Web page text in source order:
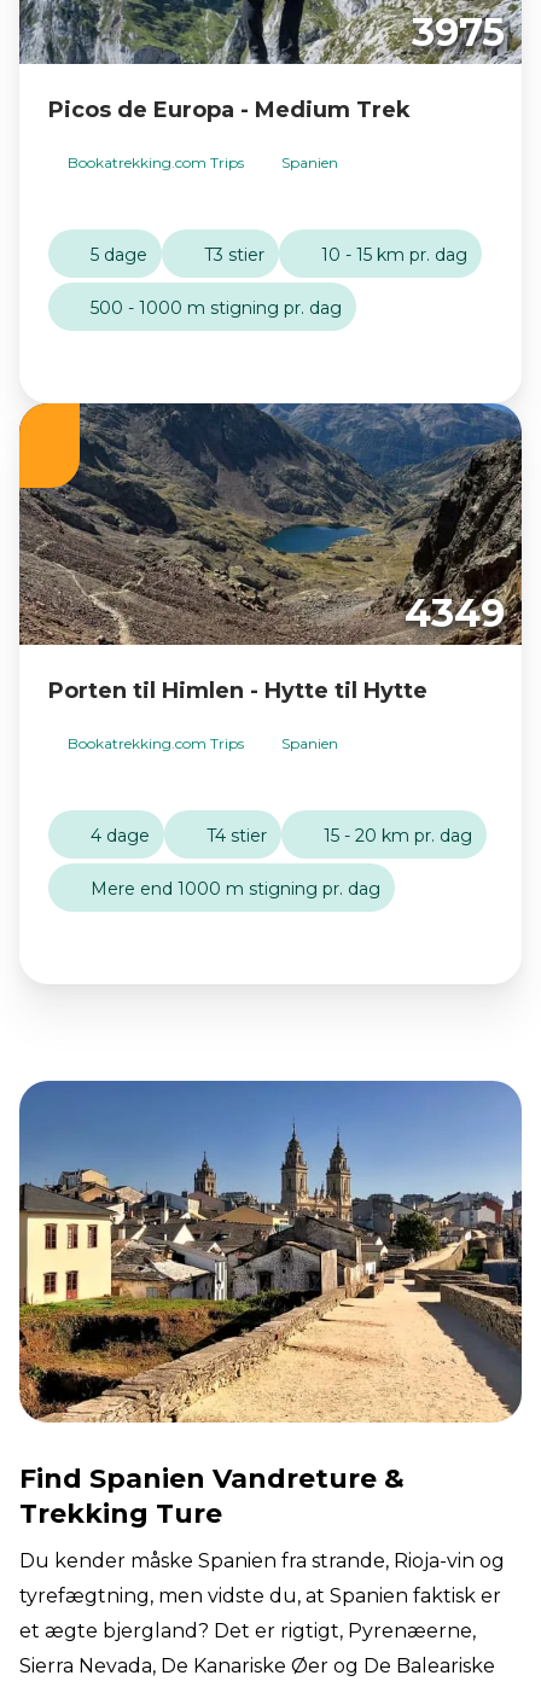
3975
Picos de Europa - Medium Trek
Bookatrekking.com Trips Spanien
5 dage T3 stier 10 - 15 km pr. dag
500 - 1000 m stigning pr. dag
4349
Porten til Himlen - Hytte til Hytte
Bookatrekking.com Trips Spanien
4 dage T4 stier 15 - 20 km pr. dag
Mere end 1000 m stigning pr. dag
Find Spanien Vandreture &
Trekking Ture
Du kender måske Spanien fra strande, Rioja-vin og
tyrefægtning, men vidste du, at Spanien faktisk er
et ægte bjergland? Det er rigtigt, Pyrenæerne,
Sierra Nevada, De Kanariske Øer og De Baleariske